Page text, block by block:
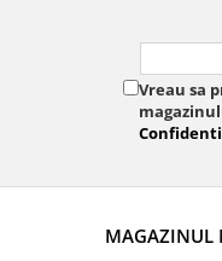
Vreau sa
MAGAZINUL